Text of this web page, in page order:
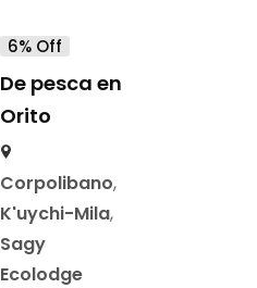
6% Off
De pesca en
Orito
Corpolibano,
K'uychi-Mila,
Sagy
Ecolodge